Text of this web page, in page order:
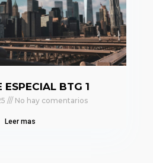
ESPECIAL BTG 1
No hay comentarios
Leer mas